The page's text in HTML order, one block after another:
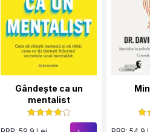
Gândește ca un
mentalist